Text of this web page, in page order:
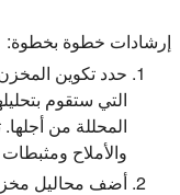
إرشادات خطوة بخطوة:
حدد تكوين المخزن
التي ستقوم
المحللة من
والأملاح ومثبطات
أضف محاليل